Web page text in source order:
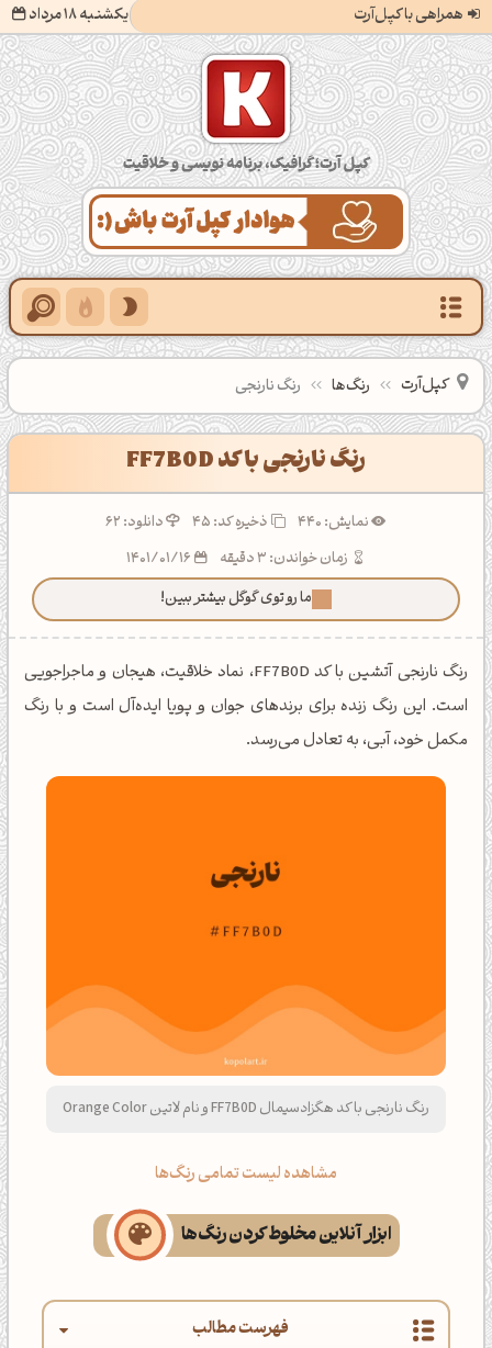
همراهی با کپل‌آرت یکشنبه 18 مرداد کپل‌آرت؛ گرافیک، برنامه‌نویسی و خلاقیت
کپل‌آرت رنگ‌ها رنگ نارنجی
رنگ نارنجی با کد FF7B0D
نمایش: 440 ذخیره کد:45
دانلود: 62
زمان خواندن: 3 دقیقه
ما رو توی گوگل بیشتر ببین!
رنگ نارنجی آتشین با کد FF7B0D، نماد خلاقیت، هیجان و ماجراجویی
است. این رنگ زنده برای برندهای جوان و پویا ایده‌آل است و با رنگ
مکمل خود، آبی، به تعادل می‌رسد.
رنگ نارنجی با کد هگزادسیمال FF7B0D و نام لاتین Orange Color
مشاهده لیست تمامی رنگ‌ها
ابزار آنلاین مخلوط کردن رنگ‌ها
فهرست مطالب